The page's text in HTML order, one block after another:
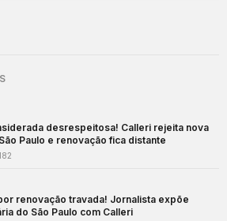
desrespeitosa! Calleri rejeita nova
Paulo e renovação fica distante
renovação travada! Jornalista expõe
do São Paulo com Calleri